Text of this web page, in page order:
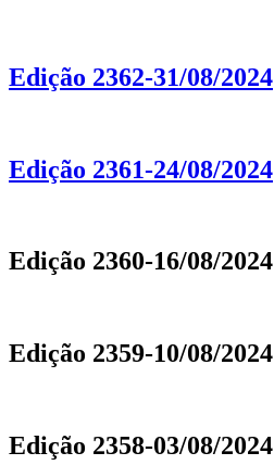
Edição 2362-31/08/2024
Edição 2361-24/08/2024
Edição 2360-16/08/2024
Edição 2359-10/08/2024
Edição 2358-03/08/2024